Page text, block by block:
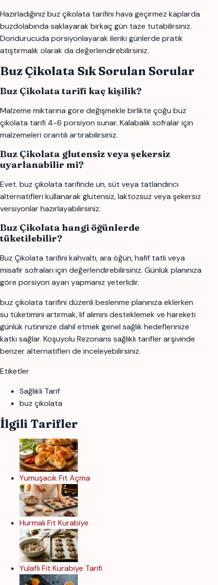
Hazırladığınız buz çikolata tarifini hava geçirmez kaplarda
buzdolabında saklayarak birkaç gün taze tutabilirsiniz.
Dondurucuda porsiyonlayarak ileriki günlerde pratik
atıştırmalık olarak da değerlendirebilirsiniz.
Buz Çikolata Sık Sorulan Sorular
Buz Çikolata tarifi kaç kişilik?
Malzeme miktarına göre değişmekle birlikte çoğu buz
çikolata tarifi 4-6 porsiyon sunar. Kalabalık sofralar için
malzemeleri orantılı artırabilirsiniz.
Buz Çikolata glutensiz veya şekersiz
uyarlanabilir mi?
Evet. buz çikolata tarifinde un, süt veya tatlandırıcı
alternatifleri kullanarak glutensiz, laktozsuz veya şekersiz
versiyonlar hazırlayabilirsiniz.
Buz Çikolata hangi öğünlerde
tüketilebilir?
Buz Çikolata tarifini kahvaltı, ara öğün, hafif tatlı veya
misafir sofraları için değerlendirebilirsiniz. Günlük planınıza
göre porsiyon ayarı yapmanız yeterlidir.
buz çikolata tarifini düzenli beslenme planınıza eklerken
su tüketimini artırmak, lif alımını desteklemek ve hareketi
günlük rutininize dahil etmek genel sağlık hedeflerinize
katkı sağlar. Koşuyolu Rezonans sağlıklı tarifler arşivinde
benzer alternatifleri de inceleyebilirsiniz.
Etiketler
Sağlıklı Tarif
buz çikolata
İlgili Tarifler
Yumuşacık Fit Açma
Hurmalı Fit Kurabiye
Yulaflı Fit Kurabiye Tarifi